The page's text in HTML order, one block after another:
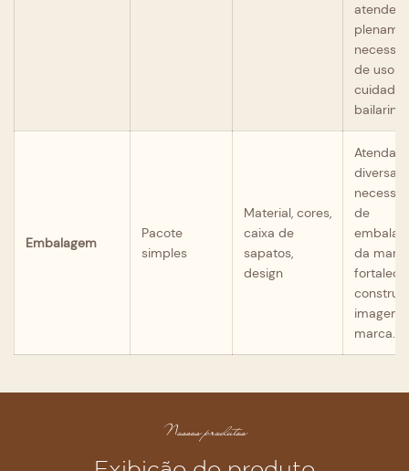
de uso e
cuidado
Embalagem
Pacote
simples
Material, cores,
caixa de
sapatos,
design
Atenda
diversas
de
da
imagem
marca.
Nossos produtos